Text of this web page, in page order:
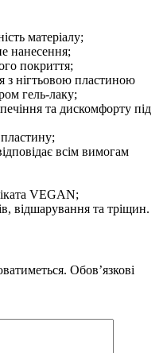
матеріалу;
нанесення;
покриття;
з нігтьовою пластиною
гель-лаку;
та дискомфорту під
всім вимогам
VEGAN;
відшарування та тріщин.
Обов’язкові